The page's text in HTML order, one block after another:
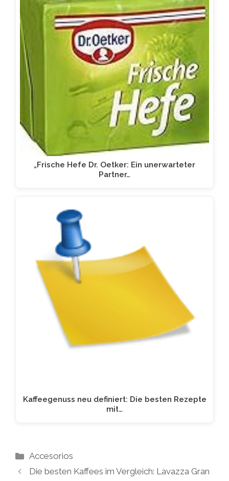
„Frische Hefe Dr. Oetker: Ein unerwarteter
Partner…
Kaffeegenuss neu definiert: Die besten Rezepte
mit…
Kategorien
Accesorios
Die besten Kaffees im Vergleich: Lavazza Gran